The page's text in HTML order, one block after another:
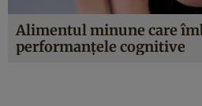
Alimentul minune care
performanţele cognitive